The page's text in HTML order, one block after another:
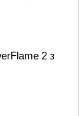
2 з